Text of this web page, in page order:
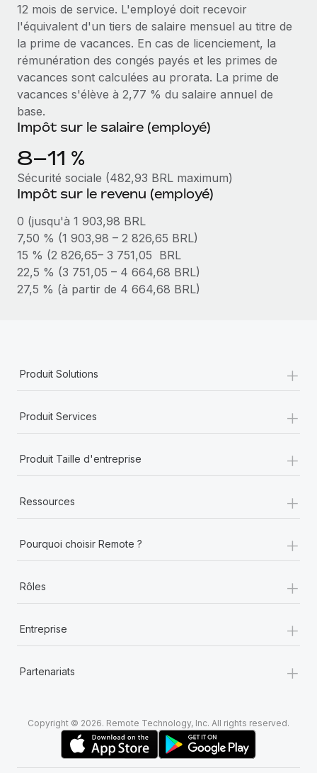
En savoir plus
Comment Phiture gère ses 55 employés
répartis dans 19 pays grâce à Remote
Phiture, un leader notable du conseil en matière de
croissance mobile internationale, encourage les...
12 mois de service. L'employé doit recevoir
l'équivalent d'un tiers de salaire mensuel au titre de
la prime de vacances. En cas de licenciement, la
rémunération des congés payés et les primes de
vacances sont calculées au prorata. La prime de
vacances s'élève à 2,77 % du salaire annuel de
base.
Impôt sur le salaire (employé)
8–11 %
Sécurité sociale (482,93 BRL maximum)
Impôt sur le revenu (employé)
0 (jusqu'à 1 903,98 BRL
7,50 % (1 903,98 – 2 826,65 BRL)
15 % (2 826,65– 3 751,05 BRL
22,5 % (3 751,05 – 4 664,68 BRL)
27,5 % (à partir de 4 664,68 BRL)
Produit Solutions +
Produit Services +
Produit Taille d'entreprise +
Ressources +
Pourquoi choisir Remote ? +
Rôles +
Entreprise +
Partenariats +
Copyright © 2026. Remote Technology, Inc. All rights reserved.